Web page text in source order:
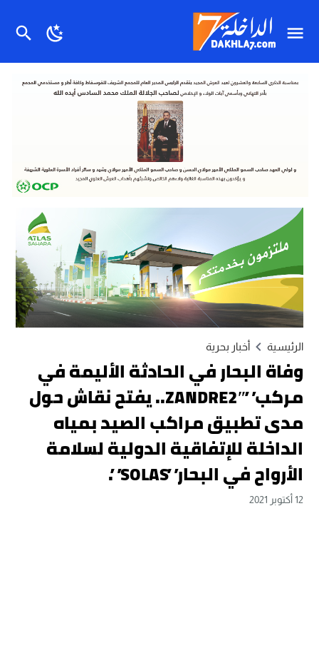
الرئيسية أخبار بحرية
وفاة البحار في الحادثة الأليمة في
مركب”ZANDRE2″.. يفتح نقاش حول
مدى تطبيق مراكب الصيد بمياه
الداخلة للإتفاقية الدولية لسلامة
الأرواح في البحار”SOLAS”.
12 أكتوبر 2021